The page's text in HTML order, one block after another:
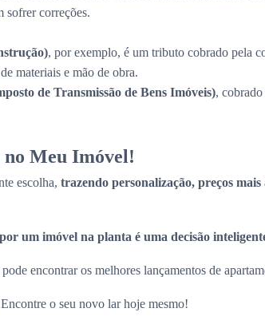
sofrer correções.
, por exemplo, é um tributo cobrado pela
materiais e mão de obra.
de Transmissão de Bens Imóveis),
no Meu Imóvel!
escolha, trazendo personalização, preços mais
um imóvel na planta é uma decisão
encontrar os melhores lançamentos de
o seu novo lar hoje mesmo!